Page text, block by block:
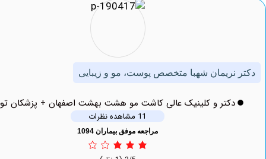
شهبا متخصص پوست، مو و زیبایی
دکتر و کلینیک عالی کاشت مو هشت بهشت اصفهان + پزشکان توحید
مراجعه موفق بیماران 1094